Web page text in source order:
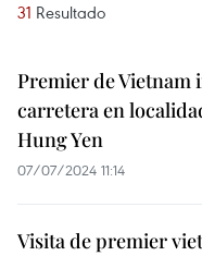
31 Resultado
Premier de Vietnam
carretera en
Hung Yen
07/07/2024 11:14
Visita de premier